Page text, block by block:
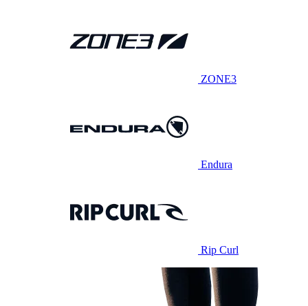
ZONE3
Endura
Rip Curl